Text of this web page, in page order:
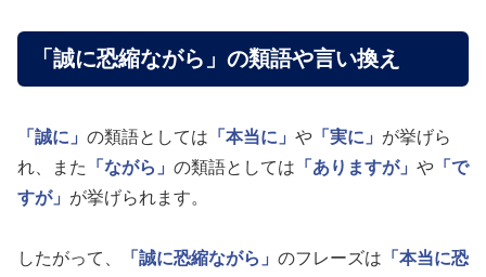
「誠に恐縮ながら」の類語や言い換え
「誠に」 の類語としては 「本当に」 や 「実に」 が挙げら
れ、また
「ながら」 の類語としては 「ありますが」 や 「で
すが」 が挙げられます。
したがって、 「誠に恐縮ながら」 のフレーズは 「本当に恐